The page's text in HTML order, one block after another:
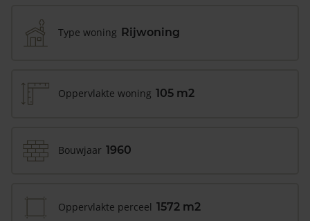
Type woning Rijwoning
Oppervlakte woning 105 m2
Bouwjaar 1960
Oppervlakte perceel 1572 m2